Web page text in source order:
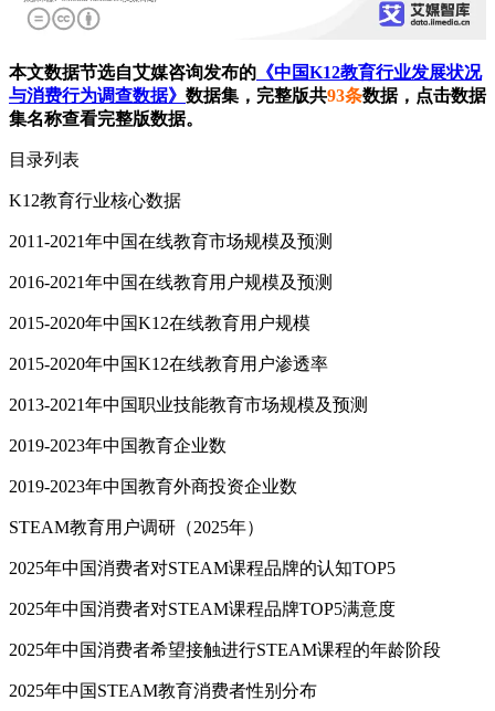
本文数据节选自艾媒咨询发布的 《中国K12教育行业发展状况
与消费行为调查数据》 数据集，完整版共93条数据，点击数据
集名称查看完整版数据。
目录列表
K12教育行业核心数据
2011-2021年中国在线教育市场规模及预测
2016-2021年中国在线教育用户规模及预测
2015-2020年中国K12在线教育用户规模
2015-2020年中国K12在线教育用户渗透率
2013-2021年中国职业技能教育市场规模及预测
2019-2023年中国教育企业数
2019-2023年中国教育外商投资企业数
STEAM教育用户调研（2025年）
2025年中国消费者对STEAM课程品牌的认知TOP5
2025年中国消费者对STEAM课程品牌TOP5满意度
2025年中国消费者希望接触进行STEAM课程的年龄阶段
2025年中国STEAM教育消费者性别分布